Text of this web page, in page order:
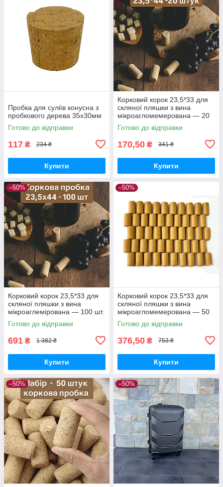
Пробка для суліїв конусна з
пробкового дерева 35x30мм
Готово до відправки
117 ₴ 234 ₴
Купити
Корковий корок 23,5*33 для
скляної пляшки з вина
мікроагломемерована — 20
шт.
Готово до відправки
170,50 ₴ 341 ₴
Купити
–50%
Корковий корок 23,5*33 для
скляної пляшки з вина
мікроаглемірована — 100 шт.
Готово до відправки
691 ₴ 1 382 ₴
Купити
–50%
Корковий корок 23,5*33 для
скляної пляшки з вина
мікроагломемерована — 50
шт.
Готово до відправки
376,50 ₴ 753 ₴
Купити
–50% –50%